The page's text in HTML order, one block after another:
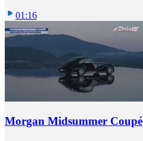
01:16
Morgan Midsummer Coupé